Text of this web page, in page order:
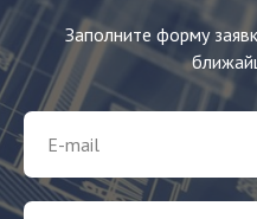
Заполните форму